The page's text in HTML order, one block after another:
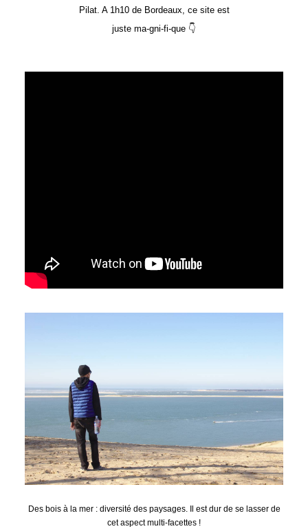
Pilat. A 1h10 de Bordeaux, ce site est
juste ma-gni-fi-que 👇
Des bois à la mer : diversité des paysages. Il est dur de se lasser de
cet aspect multi-facettes !